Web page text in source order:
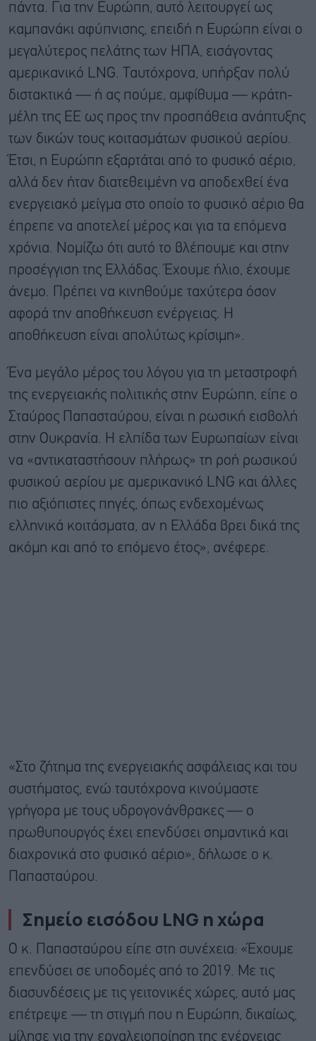
πάντα. Για την Ευρώπη, αυτό λειτουργεί ως
καμπανάκι αφύπνισης, επειδή η Ευρώπη είναι ο
μεγαλύτερος πελάτης των ΗΠΑ, εισάγοντας
αμερικανικό LNG. Ταυτόχρονα, υπήρξαν πολύ
διστακτικά — ή ας πούμε, αμφίθυμα — κράτη-
μέλη της ΕΕ ως προς την προσπάθεια ανάπτυξης
των δικών τους κοιτασμάτων φυσικού αερίου.
Έτσι, η Ευρώπη εξαρτάται από το φυσικό αέριο,
αλλά δεν ήταν διατεθειμένη να αποδεχθεί ένα
ενεργειακό μείγμα στο οποίο το φυσικό αέριο θα
έπρεπε να αποτελεί μέρος και για τα επόμενα
χρόνια. Νομίζω ότι αυτό το βλέπουμε και στην
προσέγγιση της Ελλάδας. Έχουμε ήλιο, έχουμε
άνεμο. Πρέπει να κινηθούμε ταχύτερα όσον
αφορά την αποθήκευση ενέργειας. Η
αποθήκευση είναι απολύτως κρίσιμη».
Ένα μεγάλο μέρος του λόγου για τη μεταστροφή
της ενεργειακής πολιτικής στην Ευρώπη, είπε ο
Σταύρος Παπασταύρου, είναι η ρωσική εισβολή
στην Ουκρανία. Η ελπίδα των Ευρωπαίων είναι
να «αντικαταστήσουν πλήρως» τη ροή ρωσικού
φυσικού αερίου με αμερικανικό LNG και άλλες
πιο αξιόπιστες πηγές, όπως ενδεχομένως
ελληνικά κοιτάσματα, αν η Ελλάδα βρει δικά της
ακόμη και από το επόμενο έτος», ανέφερε.
«Στο ζήτημα της ενεργειακής ασφάλειας και του
συστήματος, ενώ ταυτόχρονα κινούμαστε
γρήγορα με τους υδρογονάνθρακες — ο
πρωθυπουργός έχει επενδύσει σημαντικά και
διαχρονικά στο φυσικό αέριο», δήλωσε ο κ.
Παπασταύρου.
Σημείο εισόδου LNG η χώρα
Ο κ. Παπασταύρου είπε στη συνέχεια: «Έχουμε
επενδύσει σε υποδομές από το 2019. Με τις
διασυνδέσεις με τις γειτονικές χώρες, αυτό μας
επέτρεψε — τη στιγμή που η Ευρώπη, δικαίως,
μίλησε για την εργαλειοποίηση της ενέργειας